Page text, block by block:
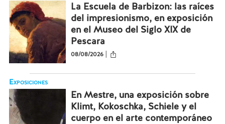
La Escuela de Barbizon: las raíces
del impresionismo, en exposición
en el Museo del Siglo XIX de
Pescara
08/08/2026|
Exposiciones
En Mestre, una exposición sobre
Klimt, Kokoschka, Schiele y el
cuerpo en el arte contemporáneo